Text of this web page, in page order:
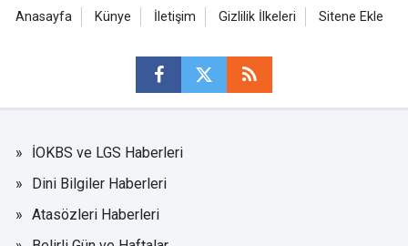
Anasayfa Künye İletişim Gizlilik İlkeleri Sitene Ekle
İOKBS ve LGS Haberleri
Dini Bilgiler Haberleri
Atasözleri Haberleri